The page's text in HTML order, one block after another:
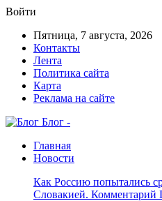
Войти
Пятница, 7 августа, 2026
Контакты
Лента
Политика сайта
Карта
Реклама на сайте
Блог -
Главная
Новости
Как Россию попытались
Словакией. Комментарий